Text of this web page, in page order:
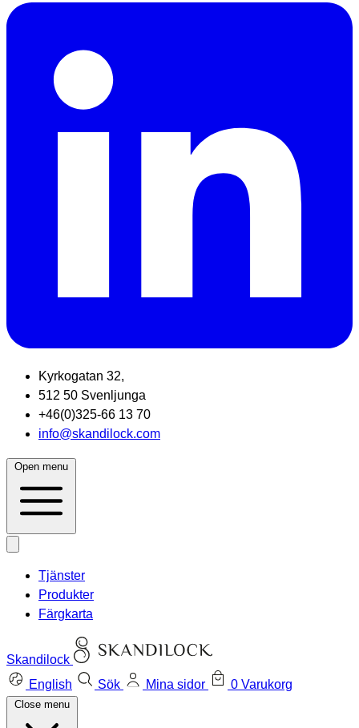
Kyrkogatan 32,
512 50 Svenljunga
+46(0)325-66 13 70
info@skandilock.com
Open menu
Tjänster
Produkter
Färgkarta
Skandilock
English
Sök Mina sidor 0 Varukorg
Close menu